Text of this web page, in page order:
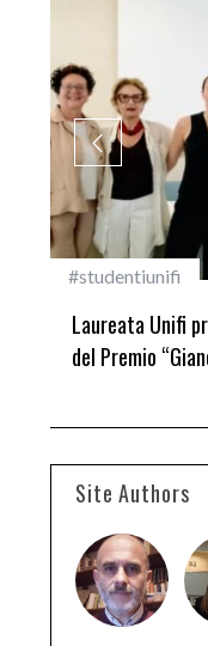
#studentiunifi
Laureata Unifi
del Premio
Site Authors